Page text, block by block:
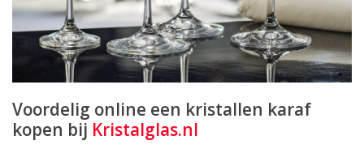
Voordelig online een kristallen karaf
kopen bij Kristalglas.nl